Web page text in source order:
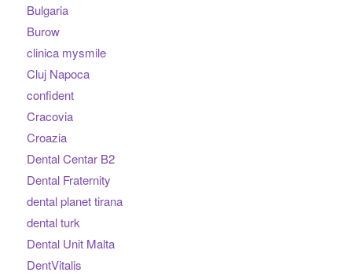
Bulgaria
Burow
clinica mysmile
Cluj Napoca
confident
Cracovia
Croazia
Dental Centar B2
Dental Fraternity
dental planet tirana
dental turk
Dental Unit Malta
DentVitalis